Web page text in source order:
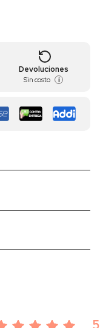
Devoluciones
Sin costo i